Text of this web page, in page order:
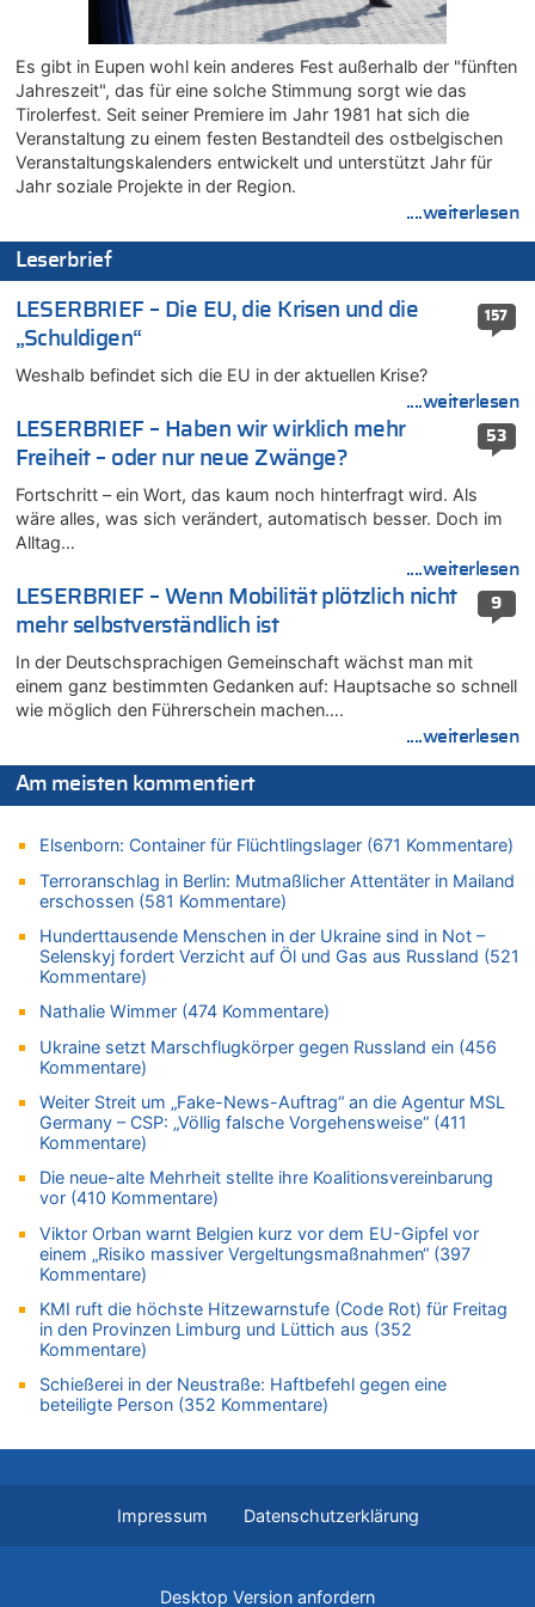
09.08.2026 - 08:21 von Zuhörer zu
Aachen ab 11. August wieder Mekka des Pferdesports –
Belgien setzt bei Reit-WM auf starke Springreiter
09.08.2026 - 07:40 von SoSo zu
Aachen ab 11. August wieder Mekka des Pferdesports –
Belgien setzt bei Reit-WM auf starke Springreiter
09.08.2026 - 07:00 von Zuhörer zu
Wasserstand des Rheins in NRW so niedrig wie noch nie
09.08.2026 - 01:41 von Hugo Egon Bernhard von Sinnen zu
Drohnen mit Strengstoff? War es Russland?
09.08.2026 - 01:10 von Peter S. zu
Leipzig, Mechernich und die Frage: Wer steckt hinter den
Drohnen mit Strengstoff? War es Russland?
Leipzig, Mechernich und die Frage: Wer steckt hinter den
Drohnen mit Strengstoff? War es Russland?
09.08.2026 - 01:05 von Peter S. zu
Leipzig, Mechernich und die Frage: Wer steckt hinter den
Drohnen mit Strengstoff? War es Russland?
Zweite Hitzewelle in diesem Sommer ist jetzt amtlich
08.08.2026 - 22:47 von Heinz F. zu
Wasserstand des Rheins in NRW so niedrig wie noch nie
08.08.2026 - 22:39 von Hugo Egon Bernhard von Sinnen zu
Politischer Eklat bei der Gedenkfeier in Marcinelle – Meloni:
08.08.2026 - 22:23 von Marcel Scholzen Eimerscheid zu
Politischer Eklat bei der Gedenkfeier in Marcinelle – Meloni:
„Schwerwiegende und beschämende Geste“
08.08.2026 - 22:12 von Hugo Egon Bernhard von Sinnen zu
LESERBRIEF – Für lokale, dezentrale Energieproduktion
08.08.2026 - 22:09 von Frage zu
Leipzig, Mechernich und die Frage: Wer steckt hinter den
Drohnen mit Strengstoff? War es Russland?
08.08.2026 - 22:07 von Shari zu
Belgier knackt Jackpot bei Lotterie EuroMillions und gewinnt
08.08.2026 - 21:46 von Frage zu
Drohnen mit Strengstoff? War es Russland?
08.08.2026 - 21:33 von Frage zu
Zwölf Jahre nach Aachener Bankraub: 70-Jähriger gefasst
08.08.2026 - 21:28 von Noah Parmentier zu
Leipzig, Mechernich und die Frage: Wer steckt hinter den
Drohnen mit Strengstoff? War es Russland?
08.08.2026 - 21:11 von Mungo zu
Leipzig, Mechernich und die Frage: Wer steckt hinter den
Drohnen mit Strengstoff? War es Russland?
08.08.2026 - 20:49 von Marcel Scholzen Eimerscheid zu
Leipzig, Mechernich und die Frage: Wer steckt hinter den
Drohnen mit Strengstoff? War es Russland?
Leipzig, Mechernich und die Frage: Wer steckt hinter den
Leipzig, Mechernich und die Frage: Wer steckt hinter den
Es gibt in Eupen wohl kein anderes Fest außerhalb der "fünften
Jahreszeit", das für eine solche Stimmung sorgt wie das
Tirolerfest. Seit seiner Premiere im Jahr 1981 hat sich die
Veranstaltung zu einem festen Bestandteil des ostbelgischen
Veranstaltungskalenders entwickelt und unterstützt Jahr für
Jahr soziale Projekte in der Region.
....weiterlesen
Leserbrief
157
LESERBRIEF – Die EU, die Krisen und die
„Schuldigen“
Weshalb befindet sich die EU in der aktuellen Krise?
....weiterlesen
53
LESERBRIEF – Haben wir wirklich mehr
Freiheit – oder nur neue Zwänge?
Fortschritt – ein Wort, das kaum noch hinterfragt wird. Als
wäre alles, was sich verändert, automatisch besser. Doch im
Alltag…
....weiterlesen
9
LESERBRIEF – Wenn Mobilität plötzlich nicht
mehr selbstverständlich ist
In der Deutschsprachigen Gemeinschaft wächst man mit
einem ganz bestimmten Gedanken auf: Hauptsache so schnell
wie möglich den Führerschein machen….
....weiterlesen
Am meisten kommentiert
Elsenborn: Container für Flüchtlingslager (671 Kommentare)
Terroranschlag in Berlin: Mutmaßlicher Attentäter in Mailand
erschossen (581 Kommentare)
Hunderttausende Menschen in der Ukraine sind in Not –
Selenskyj fordert Verzicht auf Öl und Gas aus Russland (521
Kommentare)
Nathalie Wimmer (474 Kommentare)
Ukraine setzt Marschflugkörper gegen Russland ein (456
Kommentare)
Weiter Streit um „Fake-News-Auftrag“ an die Agentur MSL
Germany – CSP: „Völlig falsche Vorgehensweise“ (411
Kommentare)
Die neue-alte Mehrheit stellte ihre Koalitionsvereinbarung
vor (410 Kommentare)
Viktor Orban warnt Belgien kurz vor dem EU-Gipfel vor
einem „Risiko massiver Vergeltungsmaßnahmen“ (397
Kommentare)
KMI ruft die höchste Hitzewarnstufe (Code Rot) für Freitag
in den Provinzen Limburg und Lüttich aus (352
Kommentare)
Schießerei in der Neustraße: Haftbefehl gegen eine
beteiligte Person (352 Kommentare)
Impressum Datenschutzerklärung
Desktop Version anfordern